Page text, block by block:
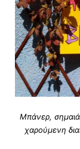
Μπάνερ,
χαρούμενη